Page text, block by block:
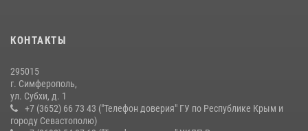
10 июля 2026, 15:10
КОНТАКТЫ
295015
г. Симферополь,
ул. Субхи, д. 1
+7 (3652) 66 73 43 ("Телефон доверия" ГУ по Республике Крым и
городу Севастополю)